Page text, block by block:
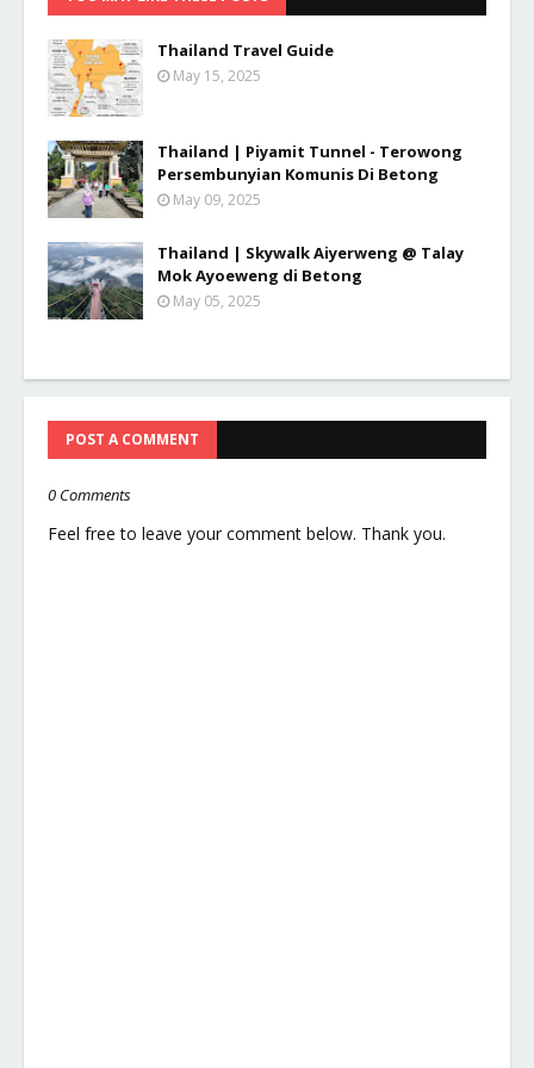
Thailand Travel Guide
May 15, 2025
Thailand | Piyamit Tunnel - Terowong
Persembunyian Komunis Di Betong
May 09, 2025
Thailand | Skywalk Aiyerweng @ Talay
Mok Ayoeweng di Betong
May 05, 2025
POST A COMMENT
0 Comments
Feel free to leave your comment below. Thank you.